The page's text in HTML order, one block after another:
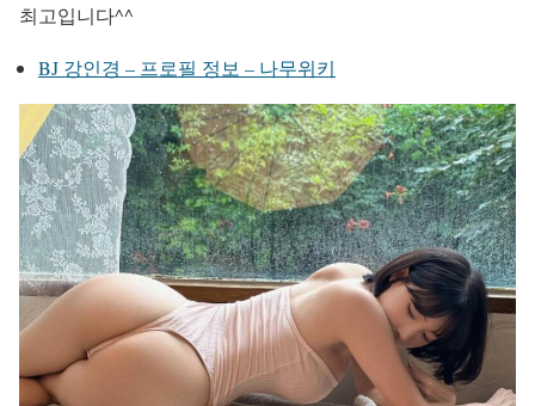
최고입니다^^
BJ 강인경 – 프로필 정보 – 나무위키